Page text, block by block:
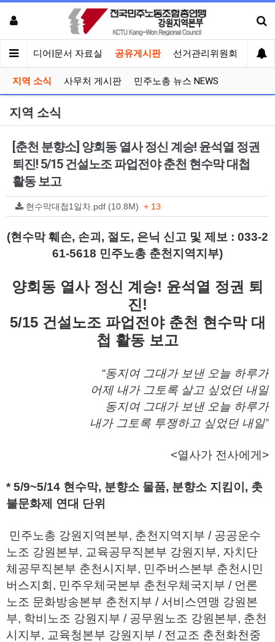
견 미디어|문서 자료실 공유게시판 선거관리위원회
지역 소식 사무처 게시판 민주노총 뉴스 NEWS
지역 소식
[춘천 분향소] 양회동 열사 정신 계승! 윤석열 정권
퇴진! 5/15 건설노조 파업전야 춘천 현수막 대첩
활동 보고
현수막대첩1일차.pdf (10.8M) + 13
(현수막 훼손, 손괴, 절도, 은닉 신고 및 제보 : 033-2
61-5618 민주노총 춘천지역지부)
양회동 열사 정신 계승! 윤석열 정권 퇴
진!
5/15 건설노조 파업전야 춘천 현수막 대
첩 활동 보고
“동지여 그대가 보낸 오늘 하루가
어제 내가 그토록 살고 싶었던 내일
동지여 그대가 보낸 오늘 하루가
내가 그토록 투쟁하고 싶었던 내일”
<열사가 전사에게>
* 5/9~5/14 현수막, 분향소 물품, 분향소 지킴이, 촛
불문화제 연대 단위
민주노총 강원지역본부, 춘천지역지부 / 공공운수
노조 강원본부, 교육공무직본부 강원지부, 자치단
체공무직본부 춘천시지부, 민주버스본부 춘천시민
버스지회, 민주우체국본부 춘천우체국지부 / 언론
노조 문화방송본부 춘천지부 / 서비스연맹 강원본
부, 학비노조 강원지부 / 공무원노조 강원본부, 춘천
시지부, 교육청본부 강원지부 / 전교조 춘천화천중